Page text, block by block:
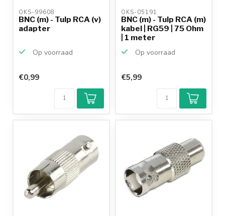
OKS-99608
BNC (m) - Tulp RCA (v)
adapter
Op voorraad
€0,99
OKS-05191
BNC (m) - Tulp RCA (m)
kabel | RG59 | 75 Ohm
| 1 meter
Op voorraad
€5,99